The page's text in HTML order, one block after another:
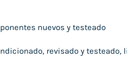
nuevos y testeado
revisado y testeado,